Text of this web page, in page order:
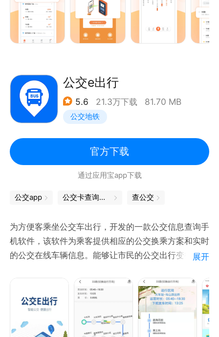
到站换乘提醒，数据准确，维护更新快准确性高；
②站点等车：显示站点公交信息，公交到哪了？公交
车还有几分钟到？还有多远？
3、定制服务：定制公交、网约巴士、企业专线等一站
直达式班车，约定时间、地点上车，一人一座，停靠站
点少，用时短，体验更舒适
4、地图导航：GPS定位服务，显示交通路况，查找周
【开通城市】
数据已覆盖全国300+城市，例如：北京市顺义区、广
州、深圳、天津、重庆、厦门、福州、贵阳、长沙、株
洲、常州、开封、石家庄、保定、徐州、南宁、南昌、
城、宁波、青岛、沈阳等，数据得到各地公交企业、交
通政府部门授权
【联系我们】
①微信公众号：掌上公交
②联系电话：0592-5128197
公交e出行
5.6 21.3万下载 81.70 MB
公交地铁
官方下载
通过应用宝app下载
公交app 公交卡查询余额 查公交
为方便客乘坐公交车出行，开发的一款公交信息查询手
机软件，该软件为乘客提供相应的公交换乘方案和实时
的公交在线车辆信息。能够让市民的公交出行变得更加
展开